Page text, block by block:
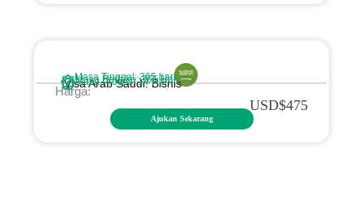
Visa Arab Saudi: Bisnis
Masa Proses: 14 Hari
Masa Berlaku: 365 Hari
Masa Tinggal: 365 hari
Harga:
$475
USD
Ajukan Sekarang